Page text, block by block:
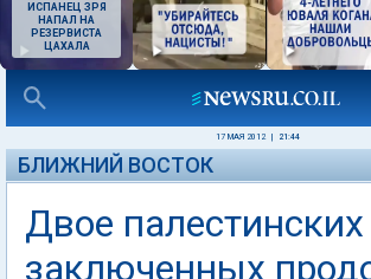
ИСПАНЕЦ ЗРЯ
НАПАЛ НА
РЕЗЕРВИСТА
ЦАХАЛА
17 МАЯ 2012 21:44
БЛИЖНИЙ ВОСТОК
Двое палестинских
заключенных